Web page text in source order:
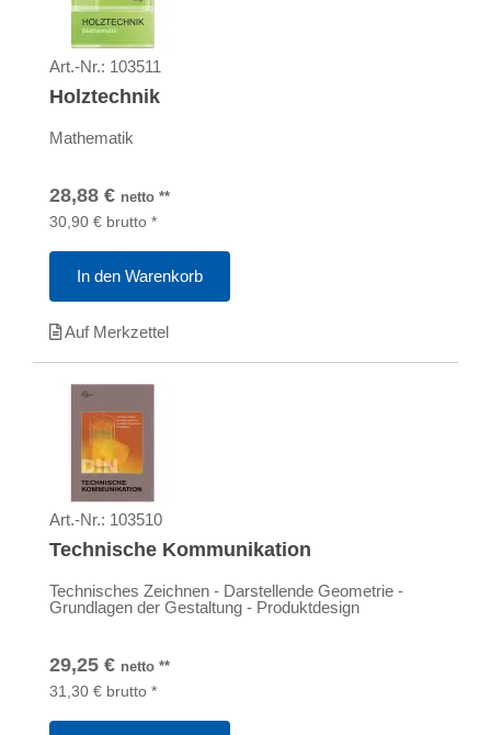
Art.-Nr.: 103511
Holztechnik
Mathematik
28,88 € netto **
30,90 € brutto *
In den Warenkorb
Auf Merkzettel
Art.-Nr.: 103510
Technische Kommunikation
Technisches Zeichnen - Darstellende Geometrie -
Grundlagen der Gestaltung - Produktdesign
29,25 € netto **
31,30 € brutto *